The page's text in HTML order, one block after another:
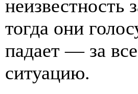
неизвестность
тогда они
падает — за
ситуацию.